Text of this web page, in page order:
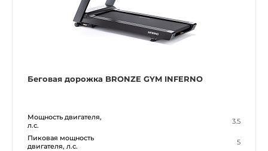
Беговая дорожка BRONZE GYM INFERNO
Мощность двигателя,
л.с.
3.5
Пиковая мощность
двигателя, л.с.
5